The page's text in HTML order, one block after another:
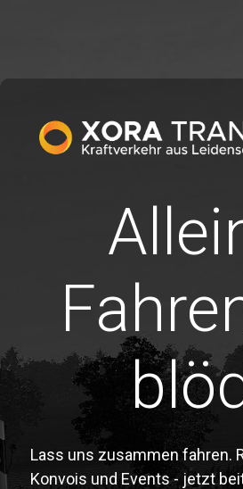
Lass uns zusammen fahren.
Konvois und Events - jetzt